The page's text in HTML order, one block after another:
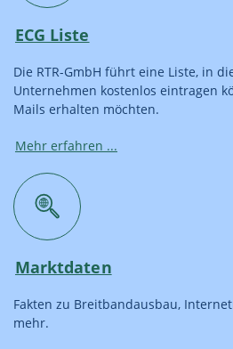
ECG Liste
Die RTR-GmbH führt eine Liste, in
Unternehmen kostenlos eintragen
Mails erhalten möchten.
Mehr erfahren ...
Marktdaten
Fakten zu Breitbandausbau,
mehr.